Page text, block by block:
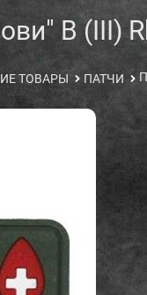
B (III)
ТОВАРЫ ПАТЧИ